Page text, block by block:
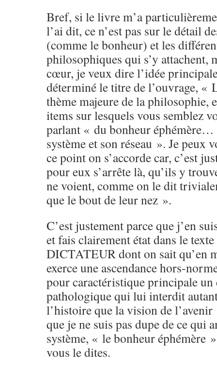
Bref, si le livre m’a
l’ai dit, ce n’est pas sur le détail
(comme le bonheur) et les
philosophiques qui s’y attachent,
cœur, je veux dire l’idée
déterminé le titre de l’ouvrage, «
thème majeure de la philosophie,
items sur lesquels vous semblez
parlant « du bonheur
système et son réseau ». Je peux
ce point on s’accorde car, c’est
pour eux s’arrête là, qu’ils y
ne voient, comme on le dit
que le bout de leur nez ».
C’est justement parce que j’en
et fais clairement état dans le
DICTATEUR dont on sait qu’en
exerce une ascendance hors-
pour caractéristique principale un
pathologique qui lui interdit
l’histoire que la vision de
que je ne suis pas dupe de ce qui
système, « le bonheur éphémère
vous le dites.